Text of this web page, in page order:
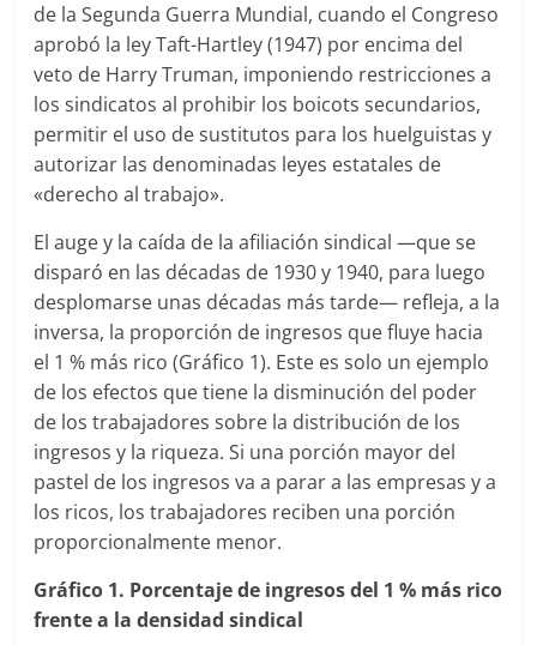
de la Segunda Guerra Mundial, cuando el Congreso
aprobó la ley Taft-Hartley (1947) por encima del
veto de Harry Truman, imponiendo restricciones a
los sindicatos al prohibir los boicots secundarios,
permitir el uso de sustitutos para los huelguistas y
autorizar las denominadas leyes estatales de
«derecho al trabajo».
El auge y la caída de la afiliación sindical —que se
disparó en las décadas de 1930 y 1940, para luego
desplomarse unas décadas más tarde— refleja, a la
inversa, la proporción de ingresos que fluye hacia
el 1 % más rico (Gráfico 1). Este es solo un ejemplo
de los efectos que tiene la disminución del poder
de los trabajadores sobre la distribución de los
ingresos y la riqueza. Si una porción mayor del
pastel de los ingresos va a parar a las empresas y a
los ricos, los trabajadores reciben una porción
proporcionalmente menor.
Gráfico 1. Porcentaje de ingresos del 1 % más rico
frente a la densidad sindical